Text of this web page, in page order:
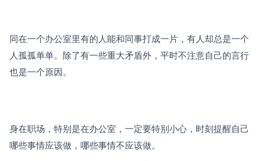
同在一个办公室里有的人能和同事打成一片，有人却总是一个
人孤孤单单。除了有一些重大矛盾外，平时不注意自己的言行
也是一个原因。
身在职场，特别是在办公室，一定要特别小心，时刻提醒自己
哪些事情应该做，哪些事情不应该做。